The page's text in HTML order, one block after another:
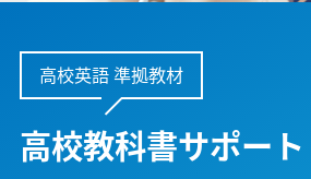
高校英語 準拠教材
高校教科書サポー